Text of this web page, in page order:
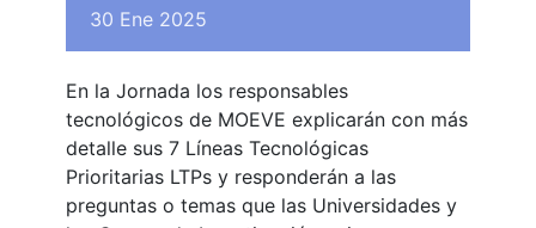
30 Ene 2025
En la Jornada los responsables
tecnológicos de MOEVE explicarán con más
detalle sus 7 Líneas Tecnológicas
Prioritarias LTPs y responderán a las
preguntas o temas que las Universidades y